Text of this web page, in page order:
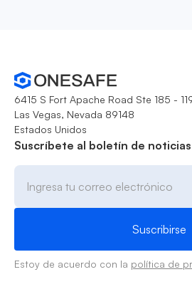
6415 S Fort Apache Road Ste 185 -
Las Vegas, Nevada 89148
Estados Unidos
Suscríbete al boletín de noticias
Estoy de acuerdo con la política de